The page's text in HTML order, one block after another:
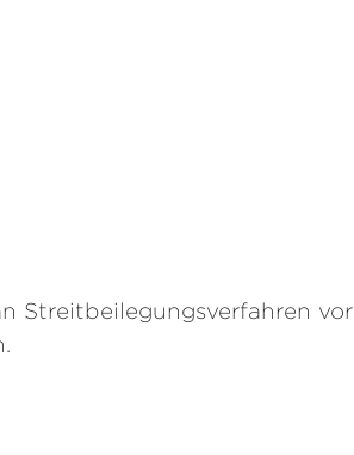
Streitbeilegungsverfahren vor